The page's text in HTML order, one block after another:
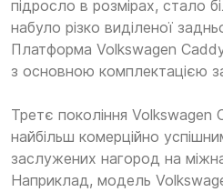
підросло в розмірах, стало
набуло різко виділеної
Платформа Volkswagen
з основною комплектацією
Третє покоління Volkswagen
найбільш комерційно
заслужених нагород на
Наприклад, модель